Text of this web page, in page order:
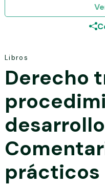
Libros
Derecho
prácticos